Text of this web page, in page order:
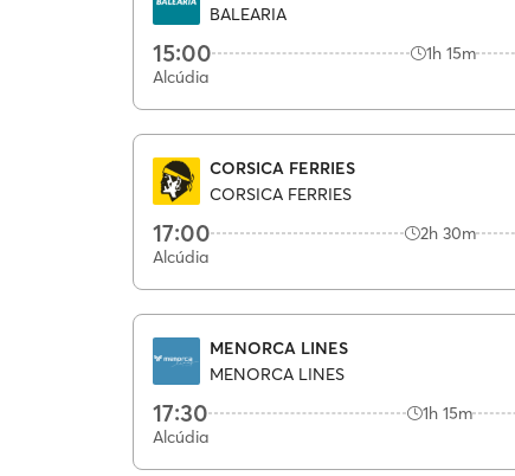
BALEARIA
15:00 1h 15m
Alcúdia
CORSICA FERRIES
CORSICA FERRIES
17:00 2h 30m
Alcúdia
MENORCA LINES
MENORCA LINES
17:30 1h 15m
Alcúdia